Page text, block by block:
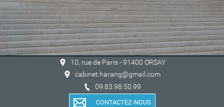
10, rue de Paris - 91400 ORSAY
cabinet.harang@gmail.com
09.83.98.50.99
CONTACTEZ-NOUS